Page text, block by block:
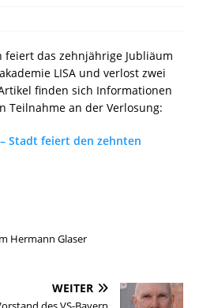
feiert das zehnjährige Jubliäum
LISA und verlost zwei
finden sich Informationen
Teilnahme an der Verlosung:
Stadt feiert den zehnten
Hermann Glaser
WEITER